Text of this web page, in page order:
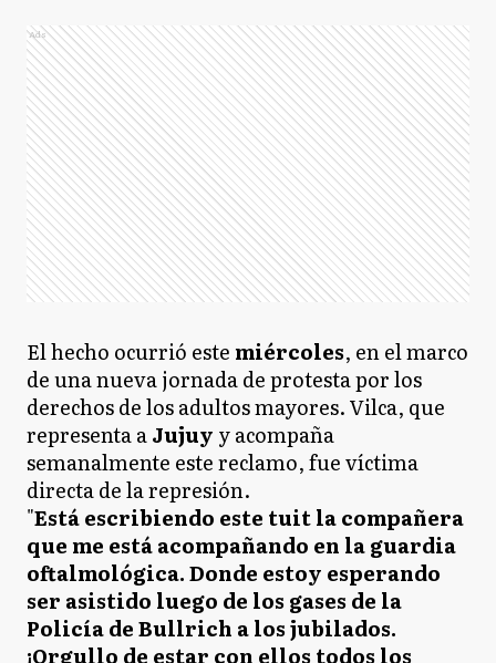
Ads
El hecho ocurrió este miércoles, en el marco
de una nueva jornada de protesta por los
derechos de los adultos mayores. Vilca, que
representa aJujuy y acompaña
semanalmente este reclamo, fue víctima
directa de la represión.
"Está escribiendo este tuit la compañera
que me está acompañando en la guardia
oftalmológica. Donde estoy esperando
ser asistido luego de los gases de la
Policía de Bullrich a los jubilados.
¡Orgullo de estar con ellos todos los